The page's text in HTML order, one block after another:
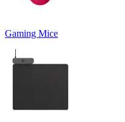
Gaming Mice